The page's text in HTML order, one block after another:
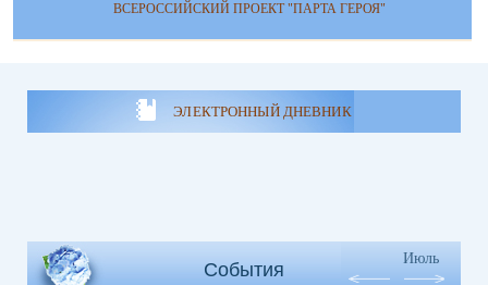
ВСЕРОССИЙСКИЙ ПРОЕКТ "ПАРТА ГЕРОЯ"
ЭЛЕКТРОННЫЙ ДНЕВНИК
События
Июль